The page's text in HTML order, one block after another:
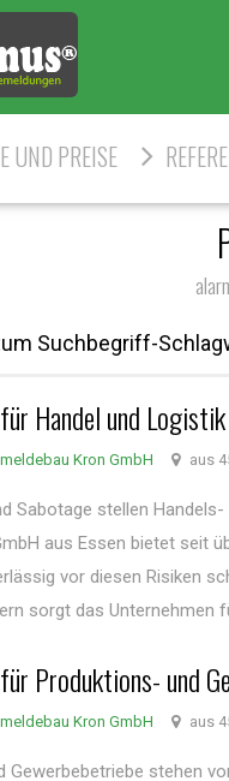
UND PREISE
Suchbegriff-
Handel und Logistik
Kron GmbH aus
Sabotage stellen
aus Essen bietet seit
vor diesen Risiken
sorgt das Unternehmen
Produktions- und
Kron GmbH aus
stehen